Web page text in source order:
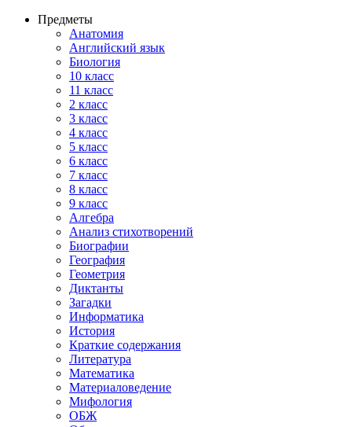
Предметы
Анатомия
Английский язык
Биология
10 класс
11 класс
2 класс
3 класс
4 класс
5 класс
6 класс
7 класс
8 класс
9 класс
Алгебра
Анализ стихотворений
Биографии
География
Геометрия
Диктанты
Загадки
Информатика
История
Краткие содержания
Литература
Математика
Материаловедение
Мифология
ОБЖ